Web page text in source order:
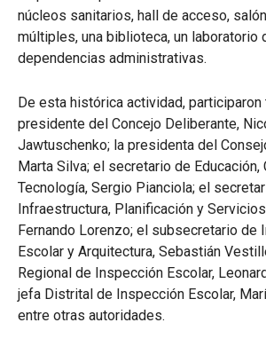
núcleos sanitarios, hall de acceso,
múltiples, una biblioteca, un laboratorio
dependencias administrativas.
De esta histórica actividad, participaron
presidente del Concejo Deliberante,
Jawtuschenko; la presidenta del
Marta Silva; el secretario de Educación,
Tecnología, Sergio Pianciola; el
Infraestructura, Planificación y
Fernando Lorenzo; el subsecretario de
Escolar y Arquitectura, Sebastián
Regional de Inspección Escolar,
jefa Distrital de Inspección Escolar,
entre otras autoridades.